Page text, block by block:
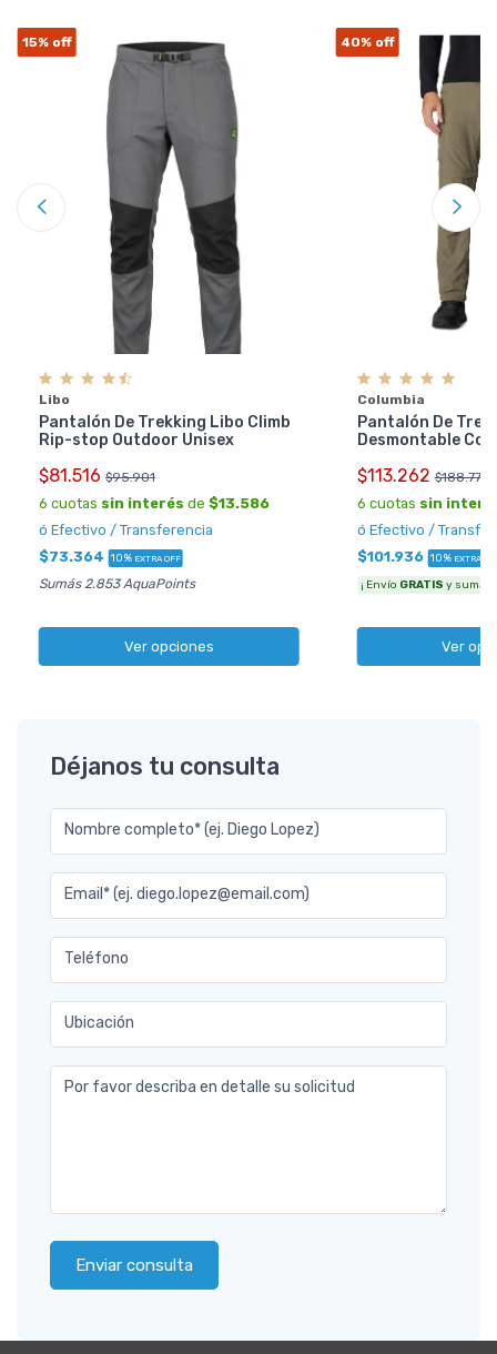
15% off
Libo
Pantalón De Trekking Libo Climb
Rip-stop Outdoor Unisex
$81.516 $95.901
6 cuotas sin interés de $13.586
ó Efectivo / Transferencia
$73.364 10% EXTRA OFF
Sumás 2.853 AquaPoints
Ver opciones
40% off
Columbia
Pantalón De
Desmontable
$113.262 $188.770
6 cuotas sin
ó Efectivo /
$101.936 10% EXTRA
¡ Envío GRATIS y sumás
Ver
Déjanos tu consulta
Nombre completo* (ej. Diego Lopez)
Email* (ej. diego.lopez@email.com)
Teléfono
Ubicación
Por favor describa en detalle su solicitud
Enviar consulta